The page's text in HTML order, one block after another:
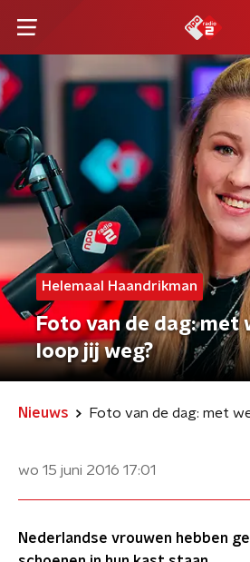
Helemaal Haandrikman
Foto van de dag: met
loop jij weg?
Nieuws Foto van de dag: met
wo 15 juni 2016 17:01
Nederlandse vrouwen hebben